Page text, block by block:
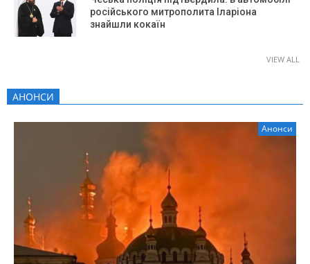
російського митрополита Іларіона
знайшли кокаїн
VIEW ALL
АНОНСИ
Анонси